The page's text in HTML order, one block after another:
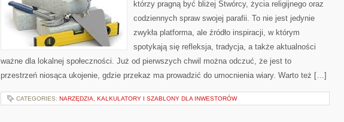
którzy pragną być bliżej Stwórcy, życia religijnego oraz
codziennych spraw swojej parafii. To nie jest jedynie
zwykła platforma, ale źródło inspiracji, w którym
spotykają się refleksja, tradycja, a także aktualności
ważne dla lokalnej społeczności. Już od pierwszych chwil można odczuć, że jest to
przestrzeń niosąca ukojenie, gdzie przekaz ma prowadzić do umocnienia wiary. Warto też […]
CATEGORIES: NARZĘDZIA, KALKULATORY I SZABLONY DLA INWESTORÓW